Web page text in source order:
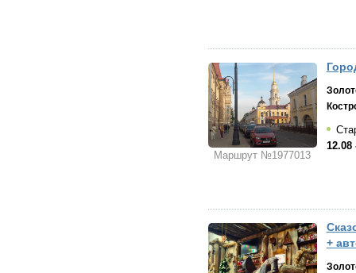
Маршрут №1977013
12.08
+